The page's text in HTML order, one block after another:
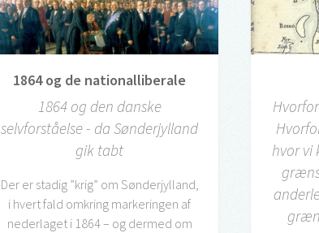
1864 og de nationalliberale
1864 og den danske
selvforståelse - da Sønderjylland
gik tabt
Der er stadig ”krig” om Sønderjylland,
i hvert fald omkring markeringen af
nederlaget i 1864 – og dermed om
hvor vi